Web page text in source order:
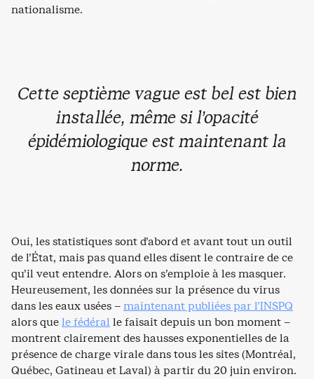
nationalisme.
Cette septième vague est bel est bien
installée, même si l’opacité
épidémiologique est maintenant la
norme.
Oui, les statistiques sont d’abord et avant tout un outil
de l’État, mais pas quand elles disent le contraire de ce
qu’il veut entendre. Alors on s’emploie à les masquer.
Heureusement, les données sur la présence du virus
dans les eaux usées –maintenant publiées par l’INSPQ
alors quele fédéral le faisait depuis un bon moment –
montrent clairement des hausses exponentielles de la
présence de charge virale dans tous les sites (Montréal,
Québec, Gatineau et Laval) à partir du 20 juin environ.